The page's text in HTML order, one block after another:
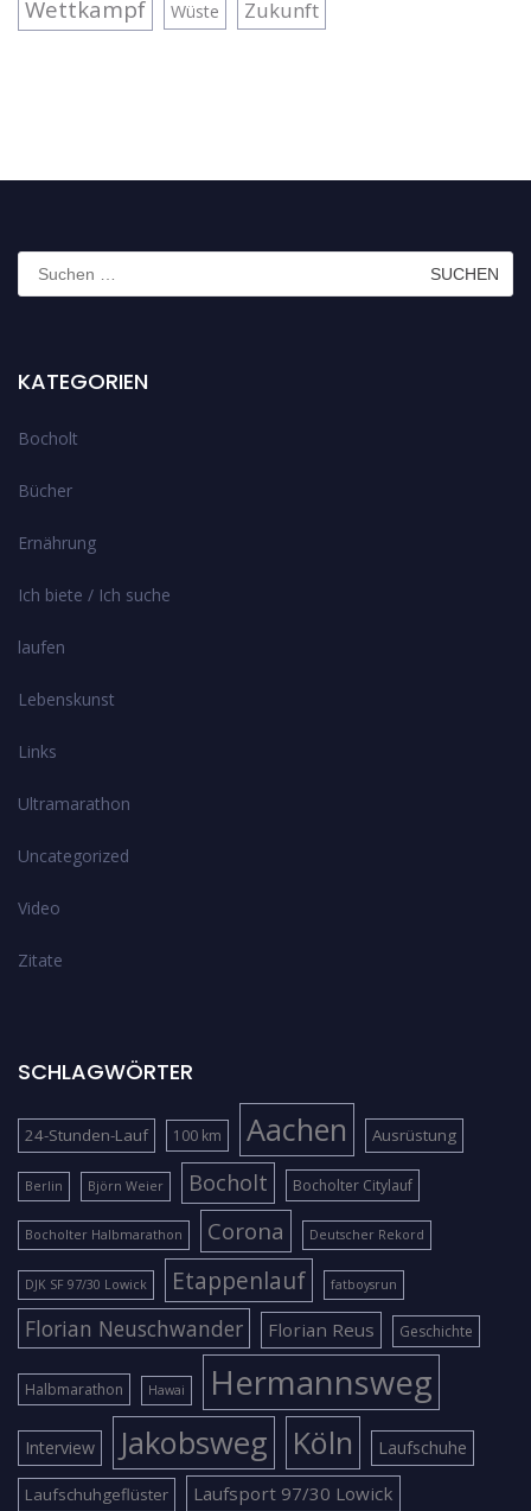
Wettkampf Wüste Zukunft
Suchen
nach:
KATEGORIEN
Bocholt
Bücher
Ernährung
Ich biete / Ich suche
laufen
Lebenskunst
Links
Ultramarathon
Uncategorized
Video
Zitate
SCHLAGWÖRTER
24-Stunden-Lauf 100 km Aachen Ausrüstung
Berlin Björn Weier Bocholt Bocholter Citylauf
Bocholter Halbmarathon Corona Deutscher Rekord
DJK SF 97/30 Lowick Etappenlauf fatboysrun
Florian Neuschwander Florian Reus Geschichte
Halbmarathon Hawai Hermannsweg
Interview Jakobsweg Köln Laufschuhe
Laufschuhgeflüster Laufsport 97/30 Lowick